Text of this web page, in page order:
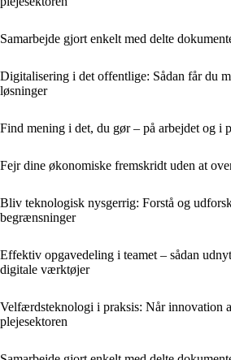
Samarbejde gjort enkelt med delte
Digitalisering i det offentlige: Sådan får du
løsninger
Find mening i det, du gør – på arbejdet og i
Fejr dine økonomiske fremskridt uden at
Bliv teknologisk nysgerrig: Forstå og
begrænsninger
Effektiv opgavedeling i teamet – sådan
digitale værktøjer
Velfærdsteknologi i praksis: Når innovation
plejesektoren